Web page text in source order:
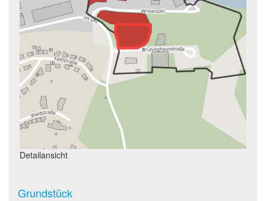
Detailansicht
Grundstück